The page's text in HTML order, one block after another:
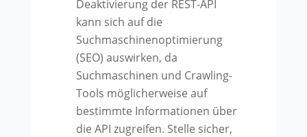
Deaktivierung der REST-API
kann sich auf die
Suchmaschinenoptimierung
(SEO) auswirken, da
Suchmaschinen und Crawling-
Tools möglicherweise auf
bestimmte Informationen über
die API zugreifen. Stelle sicher,